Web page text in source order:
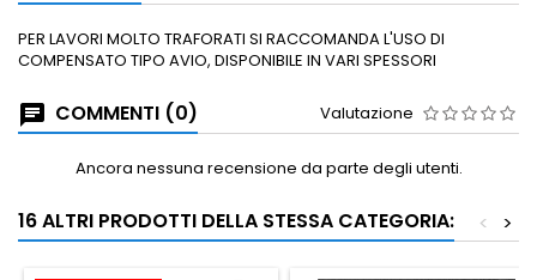
PER LAVORI MOLTO TRAFORATI SI RACCOMANDA L'USO DI
COMPENSATO TIPO AVIO, DISPONIBILE IN VARI SPESSORI
COMMENTI (0) Valutazione
Ancora nessuna recensione da parte degli utenti.
16 ALTRI PRODOTTI DELLA STESSA CATEGORIA: >
<